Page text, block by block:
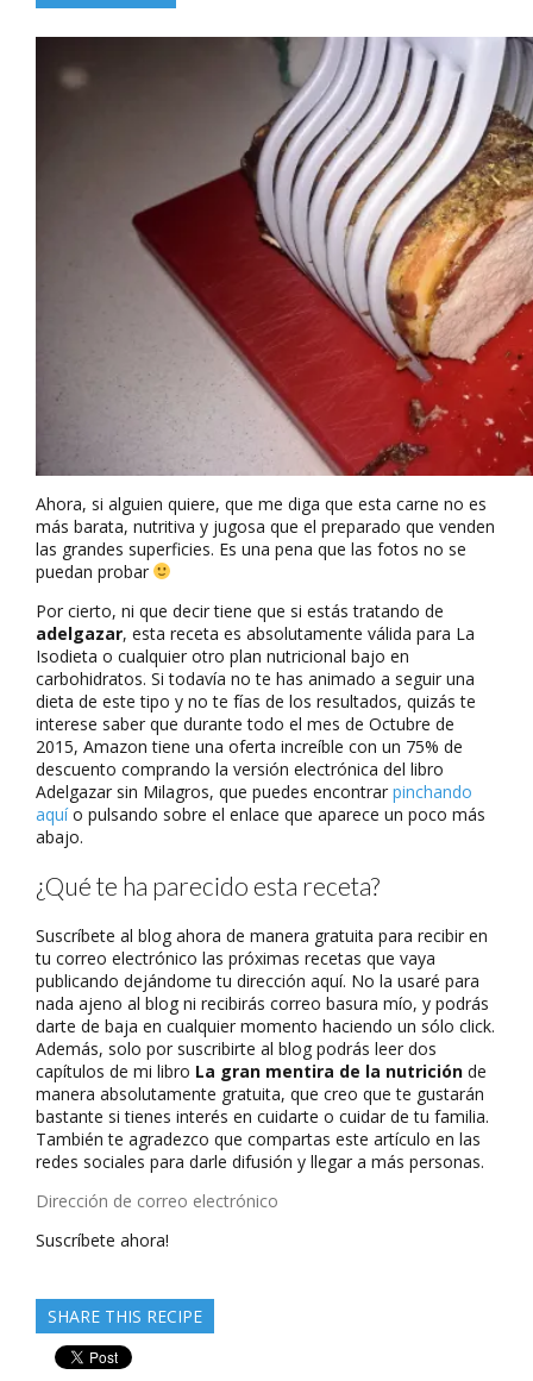
Ahora, si alguien quiere, que me diga que esta carne no es
más barata, nutritiva y jugosa que el preparado que venden
las grandes superficies. Es una pena que las fotos no se
puedan probar
Por cierto, ni que decir tiene que si estás tratando de
adelgazar, esta receta es absolutamente válida para La
Isodieta o cualquier otro plan nutricional bajo en
carbohidratos. Si todavía no te has animado a seguir una
dieta de este tipo y no te fías de los resultados, quizás te
interese saber que durante todo el mes de Octubre de
2015, Amazon tiene una oferta increíble con un 75% de
descuento comprando la versión electrónica del libro
Adelgazar sin Milagros, que puedes encontrar pinchando
aquío pulsando sobre el enlace que aparece un poco más
abajo.
¿Qué te ha parecido esta receta?
Suscríbete al blog ahora de manera gratuita para recibir en
tu correo electrónico las próximas recetas que vaya
publicando dejándome tu dirección aquí. No la usaré para
nada ajeno al blog ni recibirás correo basura mío, y podrás
darte de baja en cualquier momento haciendo un sólo click.
Además, solo por suscribirte al blog podrás leer dos
capítulos de mi libro La gran mentira de la nutrición de
manera absolutamente gratuita, que creo que te gustarán
bastante si tienes interés en cuidarte o cuidar de tu familia.
También te agradezco que compartas este artículo en las
redes sociales para darle difusión y llegar a más personas.
Dirección
correo
Suscríbete ahora!
SHARE THIS RECIPE